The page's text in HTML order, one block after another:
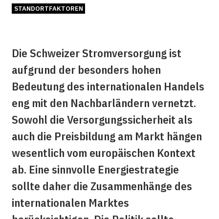
STANDORTFAKTOREN
Die Schweizer Stromversorgung ist
aufgrund der besonders hohen
Bedeutung des internationalen Handels
eng mit den Nachbarländern vernetzt.
Sowohl die Versorgungssicherheit als
auch die Preisbildung am Markt hängen
wesentlich vom europäischen Kontext
ab. Eine sinnvolle Energiestrategie
sollte daher die Zusammenhänge des
internatio­nalen Marktes